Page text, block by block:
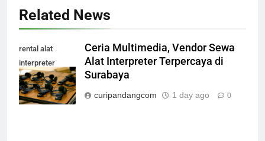
Related News
rental alat
interpreter
surabaya
Ceria Multimedia, Vendor Sewa
Alat Interpreter Terpercaya di
Surabaya
curipandangcom 1 day ago 0